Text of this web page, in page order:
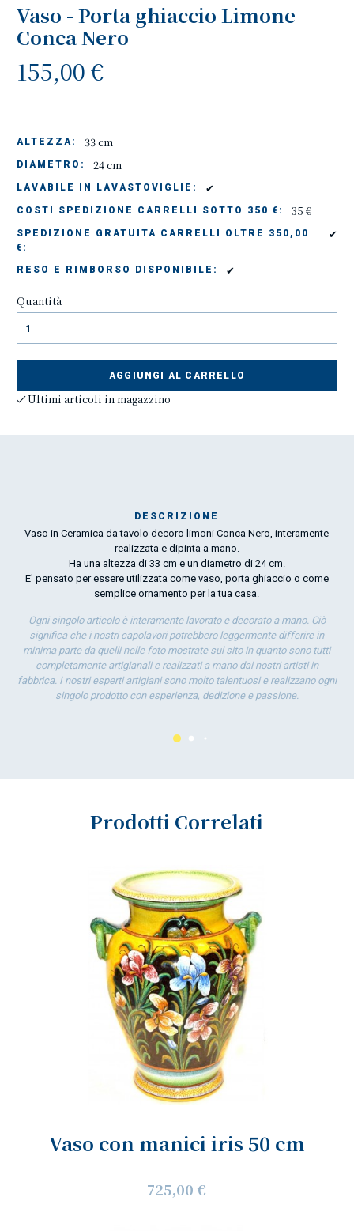
Vaso - Porta ghiaccio Limone
Conca Nero
155,00 €
ALTEZZA: 33 cm
DIAMETRO: 24 cm
LAVABILE IN LAVASTOVIGLIE: ✔
COSTI SPEDIZIONE CARRELLI SOTTO 350 €: 35 €
SPEDIZIONE GRATUITA CARRELLI OLTRE 350,00
€:
✔
RESO E RIMBORSO DISPONIBILE: ✔
Quantità
AGGIUNGI AL CARRELLO
Ultimi articoli in magazzino
DESCRIZIONE
Vaso in Ceramica da tavolo decoro limoni Conca Nero, interamente
realizzata e dipinta a mano.
Ha una altezza di 33 cm e un diametro di 24 cm.
E' pensato per essere utilizzata come vaso, porta ghiaccio o come
semplice ornamento per la tua casa.
Ogni singolo articolo è interamente lavorato e decorato a mano. Ciò
significa che i nostri capolavori potrebbero leggermente differire in
minima parte da quelli nelle foto mostrate sul sito in quanto sono tutti
completamente artigianali e realizzati a mano dai nostri artisti in
fabbrica. I nostri esperti artigiani sono molto talentuosi e realizzano ogni
singolo prodotto con esperienza, dedizione e passione.
Prodotti Correlati
Vaso con manici iris 50 cm
725,00 €